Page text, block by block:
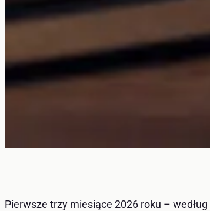
Pierwsze trzy miesiące 2026 roku –